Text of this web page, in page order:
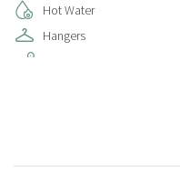
Hot Water
Hangers
Air conditioning
Private bathroom